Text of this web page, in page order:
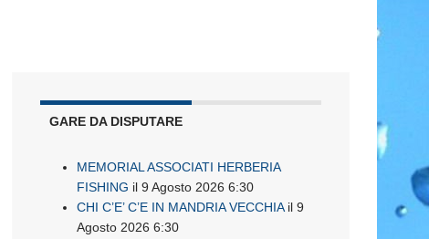
GARE DA DISPUTARE
MEMORIAL ASSOCIATI HERBERIA
FISHING il 9 Agosto 2026 6:30
CHI C’E’ C’E IN MANDRIA VECCHIAil 9
Agosto 2026 6:30